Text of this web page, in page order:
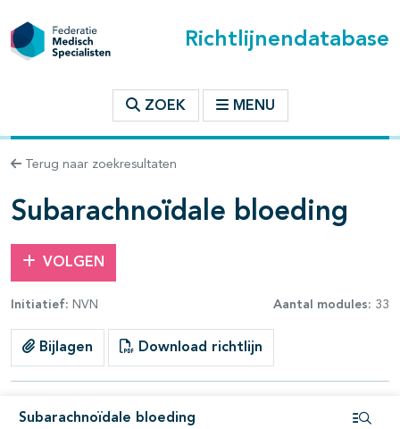
Richtlijnendatabase
ZOEK MENU
Terug naar zoekresultaten
Subarachnoïdale bloeding
VOLGEN
Initiatief: NVN Aantal modules: 33
Bijlagen Download richtlijn
Subarachnoïdale bloeding
binnen deze richtlijn
open- en dichtklappen
open- en dichtklappen